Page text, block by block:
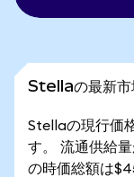
Stellaの最新市
Stellaの現行価
す。 流通供給
の時価総額は